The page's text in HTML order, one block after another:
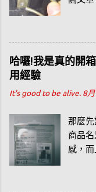
池）
斷了
車火
哈囉!我是真的開
用經驗
It's good to be alive. 8
那麼
商品
感，
溫濕